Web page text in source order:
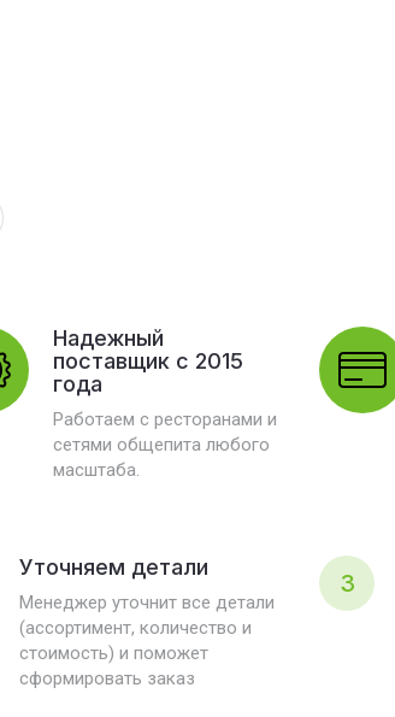
Надежный
поставщик с 2015
года
Работаем с ресторанами и
сетями общепита любого
масштаба.
Уточняем детали
Менеджер уточнит все детали
(ассортимент, количество и
стоимость) и поможет
сформировать заказ
3